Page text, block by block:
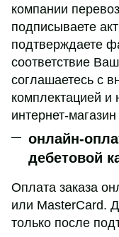
компании
подписываете
подтверждаете
соответствие
соглашаетесь с
комплектацией и
интернет-
онлайн-
дебетовой
Оплата заказа
или MasterCard.
только после